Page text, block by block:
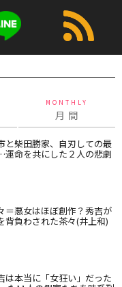
MONTHLY
月 間
と柴田勝家、自刃しての最
命を共にした２人の悲劇
＝悪女はほぼ創作？秀吉が
背負わされた茶々(井上和)
は本当に「女狂い」だった